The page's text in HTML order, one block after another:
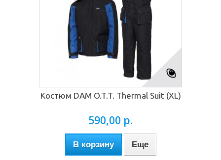
Костюм DAM O.T.T. Thermal Suit (XL)
590,00 р.
В корзину Еще